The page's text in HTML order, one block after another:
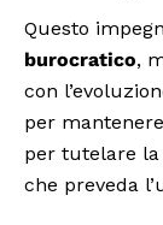
Questo
burocratico,
con
per
per tutelare la
che preveda